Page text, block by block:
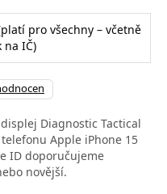
pro všechny – včetně
na IČ)
Diagnostic Tactical
Apple iPhone 15
ID doporučujeme
novější.